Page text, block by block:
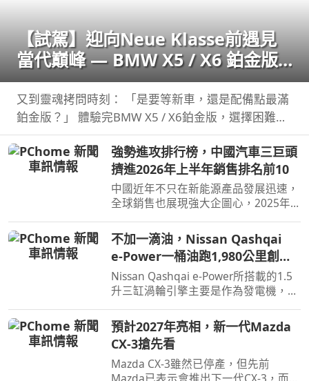
【試駕】迎向Neue Klasse前遇見
當代巔峰 — BMW X5 / X6 鉑金版
璀璨登場
又到靈魂拷問時刻： 「是要等新車，還是配備點最滿
鉑金版？」 體驗完BMW X5 / X6鉑金版，選擇困難如
我，彷彿有了理直氣壯答案。
強勢進攻排行榜，中國汽車三巨頭
擠進2026年上半年銷售排名前10
中國近年不只在新能源產品發展迅速，
全球銷售也展現強大企圖心，2025年
汽車品牌全球銷售排名僅有BYD和吉利
進入前10名，不過今年上半年奇瑞也加
入前10名了。
不加一滴油，Nissan Qashqai
e‑Power一桶油跑1,980公里創金
氏世界紀錄
Nissan Qashqai e‑Power所搭載的1.5
升三缸渦輪引擎主要是作為發電機，因
這也讓Qashqai e‑Power擁有高效的里
程表現，日前就創下非純電與PHEV行
駛里程最高金氏世界紀錄…
預計2027年亮相，新一代Mazda
CX-3搶先看
Mazda CX-3雖然已停產，但先前